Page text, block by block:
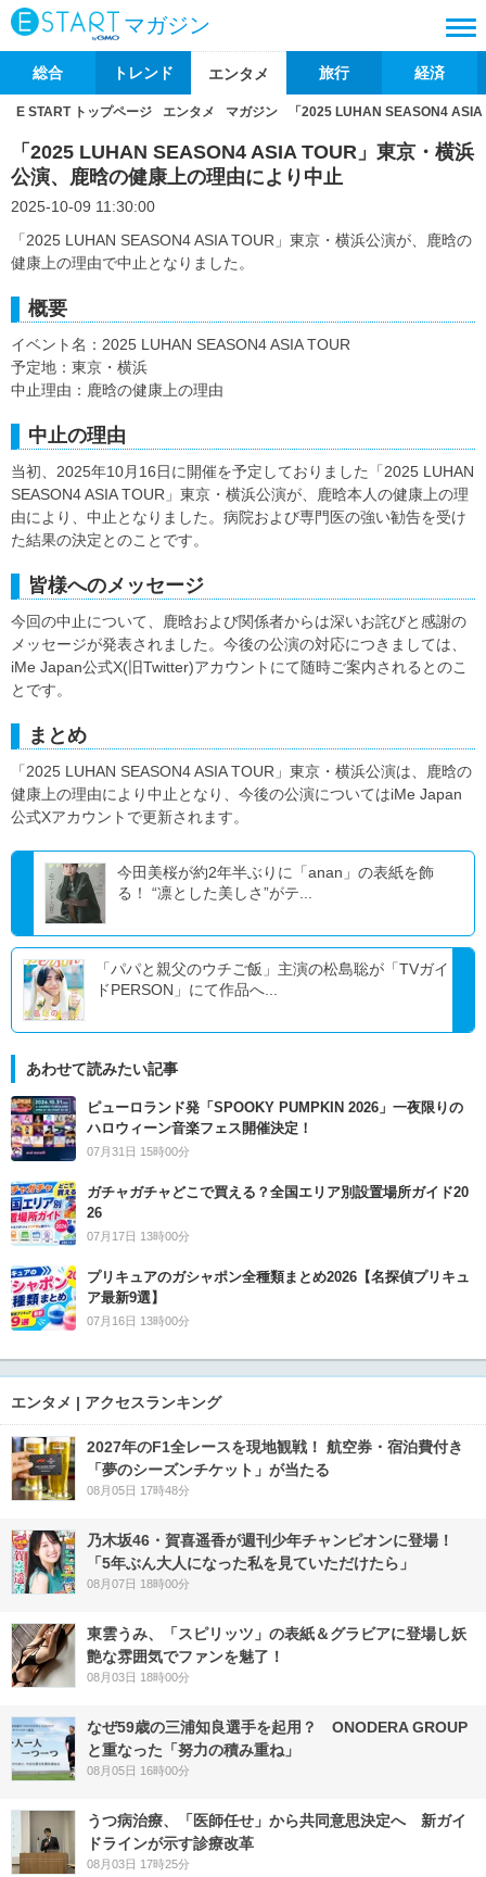
マガジン
総合 トレンド エンタメ 旅行 経済
E START トップページ エンタメ マガジン 「2025 LUHAN SEASON4
「2025 LUHAN SEASON4 ASIA TOUR」東京・横浜
公演、鹿晗の健康上の理由により中止
2025-10-09 11:30:00
「2025 LUHAN SEASON4 ASIA TOUR」東京・横浜公演が、鹿晗の
健康上の理由で中止となりました。
概要
イベント名：2025 LUHAN SEASON4 ASIA TOUR
予定地：東京・横浜
中止理由：鹿晗の健康上の理由
中止の理由
当初、2025年10月16日に開催を予定しておりました「2025 LUHAN
SEASON4 ASIA TOUR」東京・横浜公演が、鹿晗本人の健康上の理
由により、中止となりました。病院および専門医の強い勧告を受け
た結果の決定とのことです。
皆様へのメッセージ
今回の中止について、鹿晗および関係者からは深いお詫びと感謝の
メッセージが発表されました。今後の公演の対応につきましては、
iMe Japan公式X(旧Twitter)アカウントにて随時ご案内されるとのこ
とです。
まとめ
「2025 LUHAN SEASON4 ASIA TOUR」東京・横浜公演は、鹿晗の
健康上の理由により中止となり、今後の公演についてはiMe Japan
公式Xアカウントで更新されます。
今田美桜が約2年半ぶりに「anan」の表紙を飾
る！ “凛とした美しさ”がテ...
「パパと親父のウチご飯」主演の松島聡が「TVガイ
ドPERSON」にて作品へ...
あわせて読みたい記事
ピューロランド発「SPOOKY PUMPKIN 2026」一夜限りの
ハロウィーン音楽フェス開催決定！
07月31日 15時00分
ガチャガチャどこで買える？全国エリア別設置場所ガイド20
26
07月17日 13時00分
プリキュアのガシャポン全種類まとめ2026【名探偵プリキュ
ア最新9選】
07月16日 13時00分
エンタメ | アクセスランキング
2027年のF1全レースを現地観戦！ 航空券・宿泊費付き
「夢のシーズンチケット」が当たる
08月05日 17時48分
乃木坂46・賀喜遥香が週刊少年チャンピオンに登場！
「5年ぶん大人になった私を見ていただけたら」
08月07日 18時00分
東雲うみ、「スピリッツ」の表紙＆グラビアに登場し妖
艶な雰囲気でファンを魅了！
08月03日 18時00分
なぜ59歳の三浦知良選手を起用？ ONODERA GROUP
と重なった「努力の積み重ね」
08月05日 16時00分
うつ病治療、「医師任せ」から共同意思決定へ 新ガイ
ドラインが示す診療改革
08月03日 17時25分